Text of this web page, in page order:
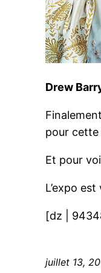
Drew
pour
Et pour
L’expo
[dz |
juillet 13,